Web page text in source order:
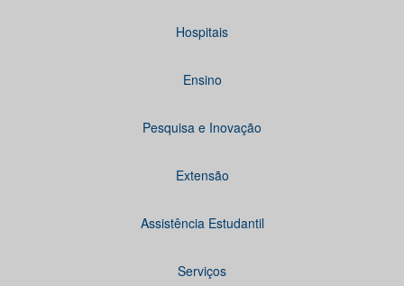
Hospitais
Ensino
Pesquisa e Inovação
Extensão
Assistência Estudantil
Serviços